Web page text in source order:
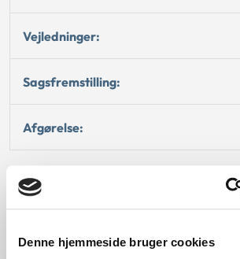
Denne hjemmeside bruger cookies
Vejledninger:
Sagsfremstilling:
Afgørelse:
Dato for underskrift
15.04.1996